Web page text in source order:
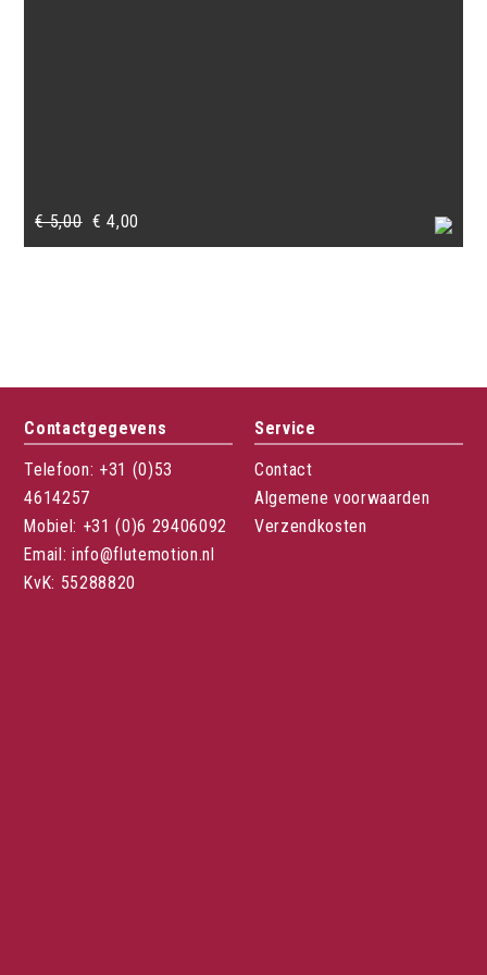
€5,00 Oorspronkelijke
prijs
€ 4,00
prijs
Contactgegevens
Telefoon: +31 (0)53
4614257
Mobiel: +31 (0)6 29406092
Email: info@flutemotion.nl
KvK: 55288820
Service
Contact
Algemene voorwaarden
Verzendkosten